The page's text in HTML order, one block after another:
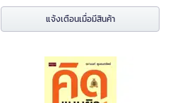
แจ้งเตือนเมื่อมีสินค้า